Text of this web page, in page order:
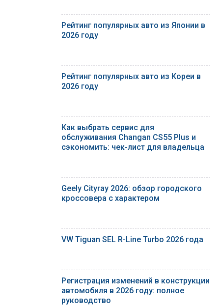
Рейтинг популярных авто из Японии в
2026 году
Рейтинг популярных авто из Кореи в
2026 году
Как выбрать сервис для
обслуживания Changan CS55 Plus и
сэкономить: чек-лист для владельца
Geely Cityray 2026: обзор городского
кроссовера с характером
VW Tiguan SEL R-Line Turbo 2026 года
Регистрация изменений в конструкции
автомобиля в 2026 году: полное
руководство